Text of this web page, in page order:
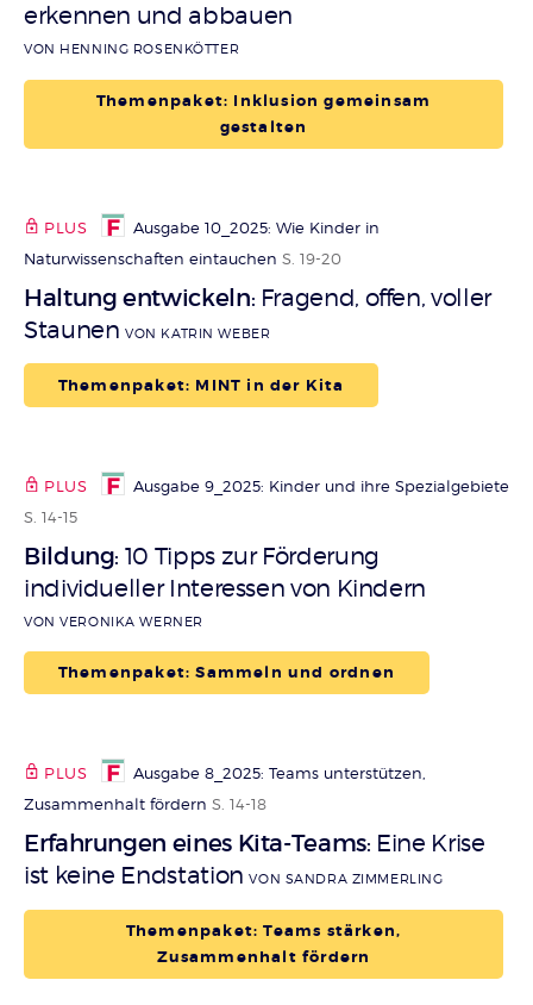
erkennen und abbauen
VON HENNING ROSENKÖTTER
Themenpaket: Inklusion gemeinsam
gestalten
PLUS
Ausgabe 10_2025: Wie Kinder in
Naturwissenschaften eintauchen S. 19-20
Haltung entwickeln: Fragend, offen, voller
Staunen VON KATRIN WEBER
Themenpaket: MINT in der Kita
PLUS
Ausgabe 9_2025: Kinder und ihre Spezialgebiete
S. 14-15
Bildung: 10 Tipps zur Förderung
individueller Interessen von Kindern
VON VERONIKA WERNER
Themenpaket: Sammeln und ordnen
PLUS
Ausgabe 8_2025: Teams unterstützen,
Zusammenhalt fördern S. 14-18
Erfahrungen eines Kita-Teams: Eine Krise
ist keine Endstation VON SANDRA ZIMMERLING
Themenpaket: Teams stärken,
Zusammenhalt fördern